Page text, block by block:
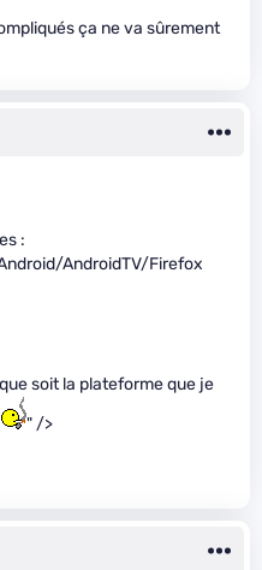
ça ne va sûrement
:
AndroidTV/Firefox
soit la plateforme que je
" />